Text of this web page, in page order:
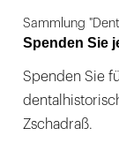
Sammlung
Spenden Sie
Spenden Sie
Zschadraß.